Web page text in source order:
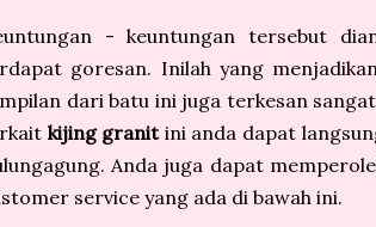
- keuntungan tersebut
goresan. Inilah yang
dari batu ini juga terkesan
kijing granitini anda dapat
Anda juga dapat
service yang ada di bawah ini.